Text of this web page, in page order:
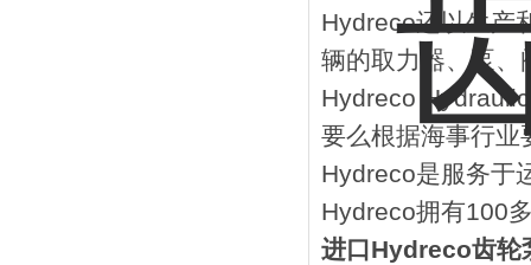
Hydreco还以生产
辆的取力器、泵、
Hydreco
要么根据海事行业
Hydreco是服务于
Hydreco拥有100
进口Hydreco齿轮